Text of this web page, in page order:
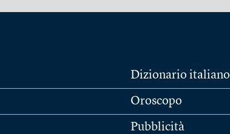
Dizionario italiano
Oroscopo
Pubblicità